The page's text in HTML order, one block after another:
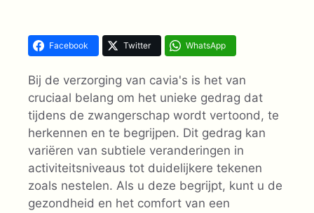
Facebook Twitter WhatsApp
Bij de verzorging van cavia's is het van
cruciaal belang om het unieke gedrag dat
tijdens de zwangerschap wordt vertoond, te
herkennen en te begrijpen. Dit gedrag kan
variëren van subtiele veranderingen in
activiteitsniveaus tot duidelijkere tekenen
zoals nestelen. Als u deze begrijpt, kunt u de
gezondheid en het comfort van een